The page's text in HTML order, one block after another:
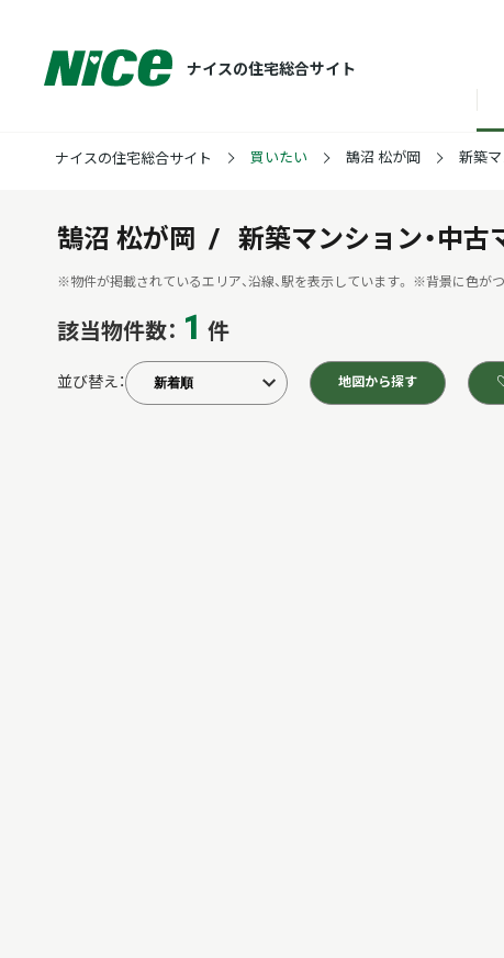
ナイスの住宅総合サイト
ナイスの住宅総合サイト 買いたい 鵠沼 松が岡 新築マ
鵠沼 松が岡 新築マンション・中古
※物件が掲載されているエリア、沿線、駅を表示しています。 ※背景に色がつ
該当物件数： 1 件
並び替え： 地図から探す